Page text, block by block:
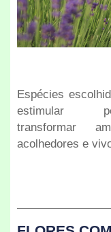
Espécies
estimular
transformar
acolhedores e